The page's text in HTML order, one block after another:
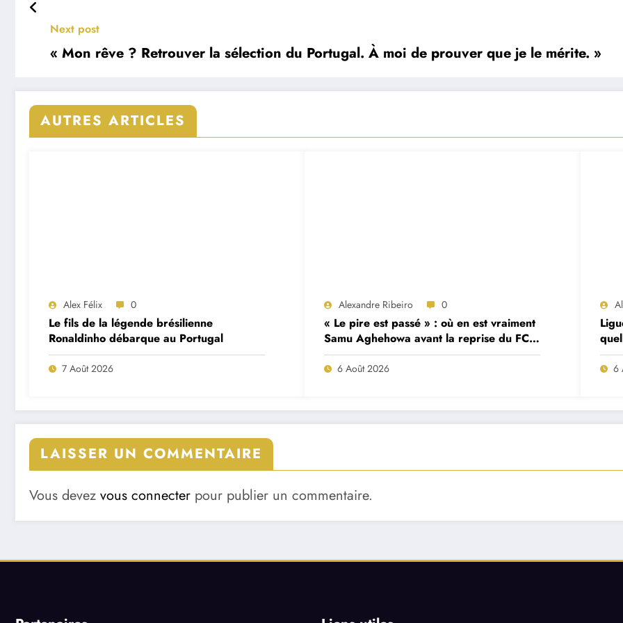
Next post
« Mon rêve ? Retrouver la sélection du Portugal. À moi de prouver que je le mérite. »
AUTRES ARTICLES
Alex Félix 0
Le fils de la légende brésilienne
Ronaldinho débarque au Portugal
7 Août 2026
Alexandre Ribeiro 0
« Le pire est passé » : où en est vraiment
Samu Aghehowa avant la reprise du FC
Porto ?
6 Août 2026 6
LAISSER UN COMMENTAIRE
Vous devez vous connecter pour publier un commentaire.